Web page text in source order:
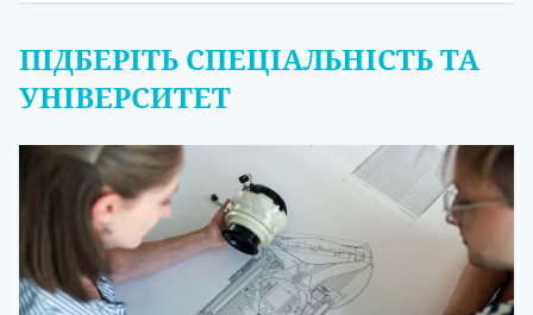
ПІДБЕРІТЬ СПЕЦІАЛЬНІСТЬ ТА
УНІВЕРСИТЕТ